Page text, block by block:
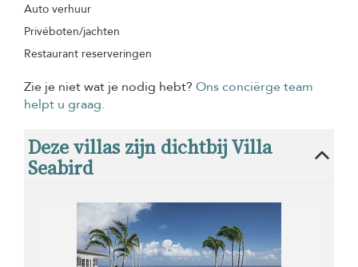
Auto verhuur
Privéboten/jachten
Restaurant reserveringen
Zie je niet wat je nodig hebt? Ons conciërge team
helpt u graag.
Deze villas zijn dichtbij Villa
Seabird